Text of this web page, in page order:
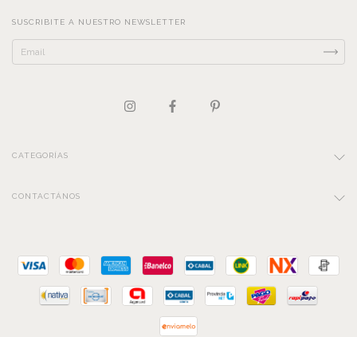
SUSCRIBITE A NUESTRO NEWSLETTER
CATEGORÍAS
CONTACTÁNOS